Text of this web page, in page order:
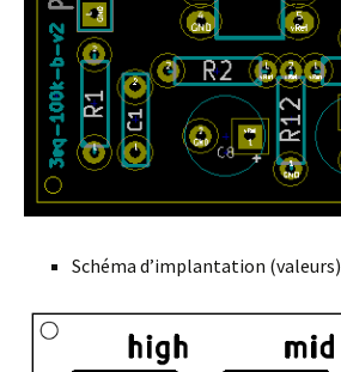
Schéma d’implantation